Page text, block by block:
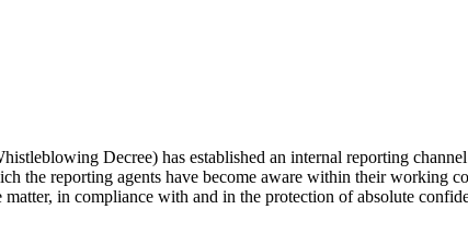
Decree) has established an internal reporting
reporting agents have become aware within their working
in compliance with and in the protection of absolute